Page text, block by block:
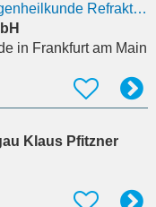
Facharzt (m/w/d) für Augenheilkunde Refraktivchirurg
in Frankfurt am Main
Klaus Pfitzner